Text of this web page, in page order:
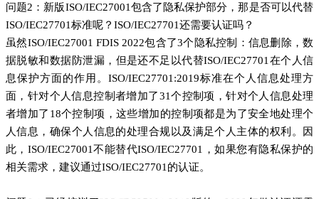
问题2：新版ISO/IEC27001包含了隐私保护部分，那是否可以代替
ISO/IEC27701标准呢？ISO/IEC27701还需要认证吗？
虽然ISO/IEC27001 FDIS 2022包含了3个隐私控制：信息删除，数
据脱敏和数据防泄漏，但是还不足以代替ISO/IEC27701在个人信
息保护方面的作用。ISO/IEC27701:2019标准在个人信息处理方
面，针对个人信息控制者增加了31个控制项，针对个人信息处理
者增加了18个控制项，这些增加的控制项都是为了安全地处理个
人信息，确保个人信息的处理合规以及满足个人主体的权利。因
此，ISO/IEC27001不能替代ISO/IEC27701，如果您有隐私保护的
相关需求，建议通过ISO/IEC27701的认证。